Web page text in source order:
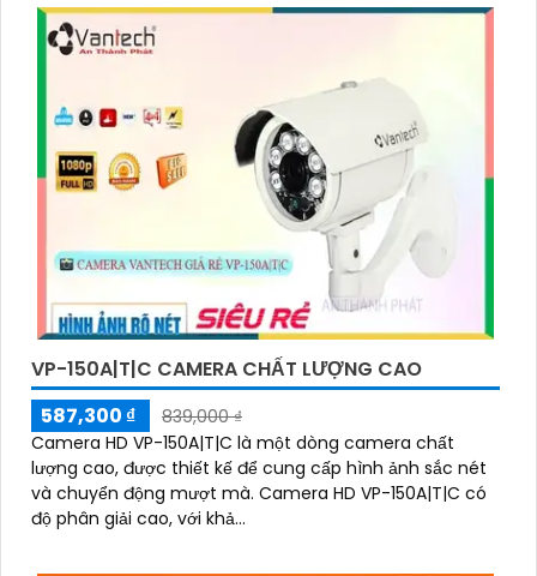
VP-150A|T|C CAMERA CHẤT LƯỢNG CAO
587,300 ₫
839,000 ₫
Camera HD VP-150A|T|C là một dòng camera chất
lượng cao, được thiết kế để cung cấp hình ảnh sắc nét
và chuyển động mượt mà. Camera HD VP-150A|T|C có
độ phân giải cao, với khả...